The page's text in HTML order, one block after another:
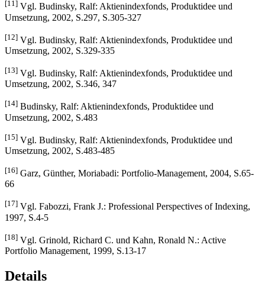
[11]Vgl. Budinsky, Ralf: Aktienindexfonds, Produktidee und
[12]Vgl. Budinsky, Ralf: Aktienindexfonds, Produktidee und
[13]Vgl. Budinsky, Ralf: Aktienindexfonds, Produktidee und
[14]Budinsky, Ralf: Aktienindexfonds, Produktidee und
[15]Vgl. Budinsky, Ralf: Aktienindexfonds, Produktidee und
[16]
[17]Vgl. Fabozzi, Frank J.: Professional Perspectives of Indexing,
[18]Vgl. Grinold, Richard C. und Kahn, Ronald N.: Active